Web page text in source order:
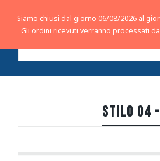
STILO 04 -
Siamo chiusi dal giorno 06/08/2026 al
Gli ordini ricevuti verranno processati